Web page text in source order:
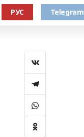
РУС Telegram